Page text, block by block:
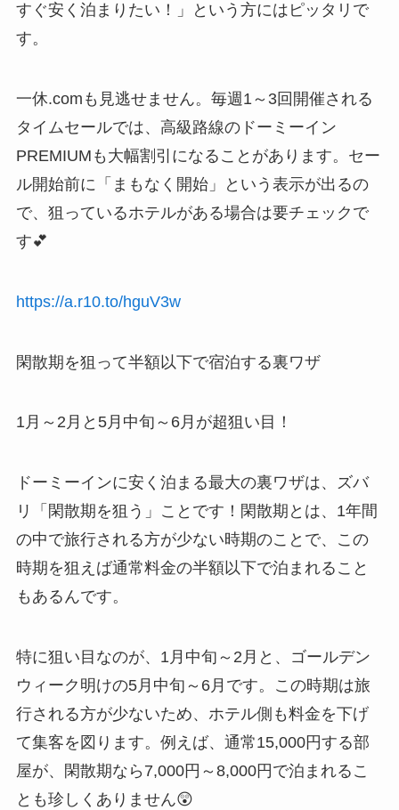
すぐ安く泊まりたい！」という方にはピッタリで
す。
一休.comも見逃せません。毎週1～3回開催される
タイムセールでは、高級路線のドーミーイン
PREMIUMも大幅割引になることがあります。セー
ル開始前に「まもなく開始」という表示が出るの
で、狙っているホテルがある場合は要チェックで
す💕
https://a.r10.to/hguV3w
閑散期を狙って半額以下で宿泊する裏ワザ
1月～2月と5月中旬～6月が超狙い目！
ドーミーインに安く泊まる最大の裏ワザは、ズバ
リ「閑散期を狙う」ことです！閑散期とは、1年間
の中で旅行される方が少ない時期のことで、この
時期を狙えば通常料金の半額以下で泊まれること
もあるんです。
特に狙い目なのが、1月中旬～2月と、ゴールデン
ウィーク明けの5月中旬～6月です。この時期は旅
行される方が少ないため、ホテル側も料金を下げ
て集客を図ります。例えば、通常15,000円する部
屋が、閑散期なら7,000円～8,000円で泊まれるこ
とも珍しくありません😲